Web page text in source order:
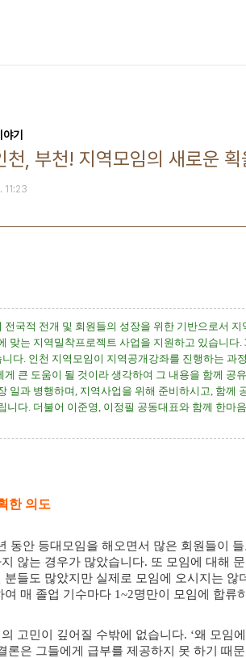
기
, 부천! 지역모임의 새로운 획
11:23
전국적 전개 및 회원들의 성장을 위한 기반으로서
맞는 지역밀착프로젝트 사업을 지원하고 있습니다.
니다. 인천 지역모임이 지역공개강좌를 진행하는 과
게 큰 도움이 될 것이라 생각하여 그 내용을 함께 공
일과 병행하며, 지역사업을 위해 준비하시고, 함께
니다. 더불어 이준영, 이정필 공동대표와 함께 한마
한 의도
동안 등대모임을 해오면서 많은 회원들이
않는 경우가 많았습니다. 또 모임에 대해
분들도 많았지만 실제로 모임에 오시지는 않
여 매 졸업 기수마다 1~2명만이 모임에 합류
고민이 깊어질 수밖에 없습니다. ‘왜 모임
론은 그들에게 급부를 제공하지 못 하기 때